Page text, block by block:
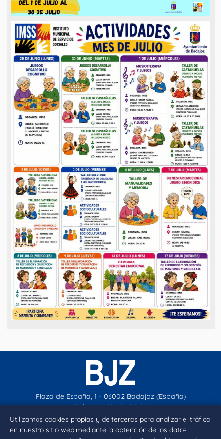
Utilizamos cookies propias y de terceros para analizar el tráfico
en nuestro sitio web mediante la obtención de los datos
Plaza de España, 1 - 06002 Badajoz (España)
Telf. (+34) 924 21 00 00
contacto@aytobadajoz.es